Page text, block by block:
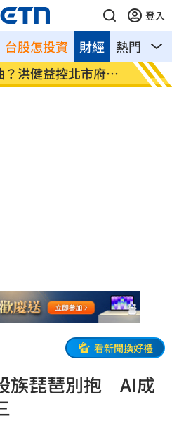
登入
台股怎投資 熱門 影
財經
府蓋
老農50萬現金埋田裡
淚
看新聞換好禮
族琵琶別抱 AI成